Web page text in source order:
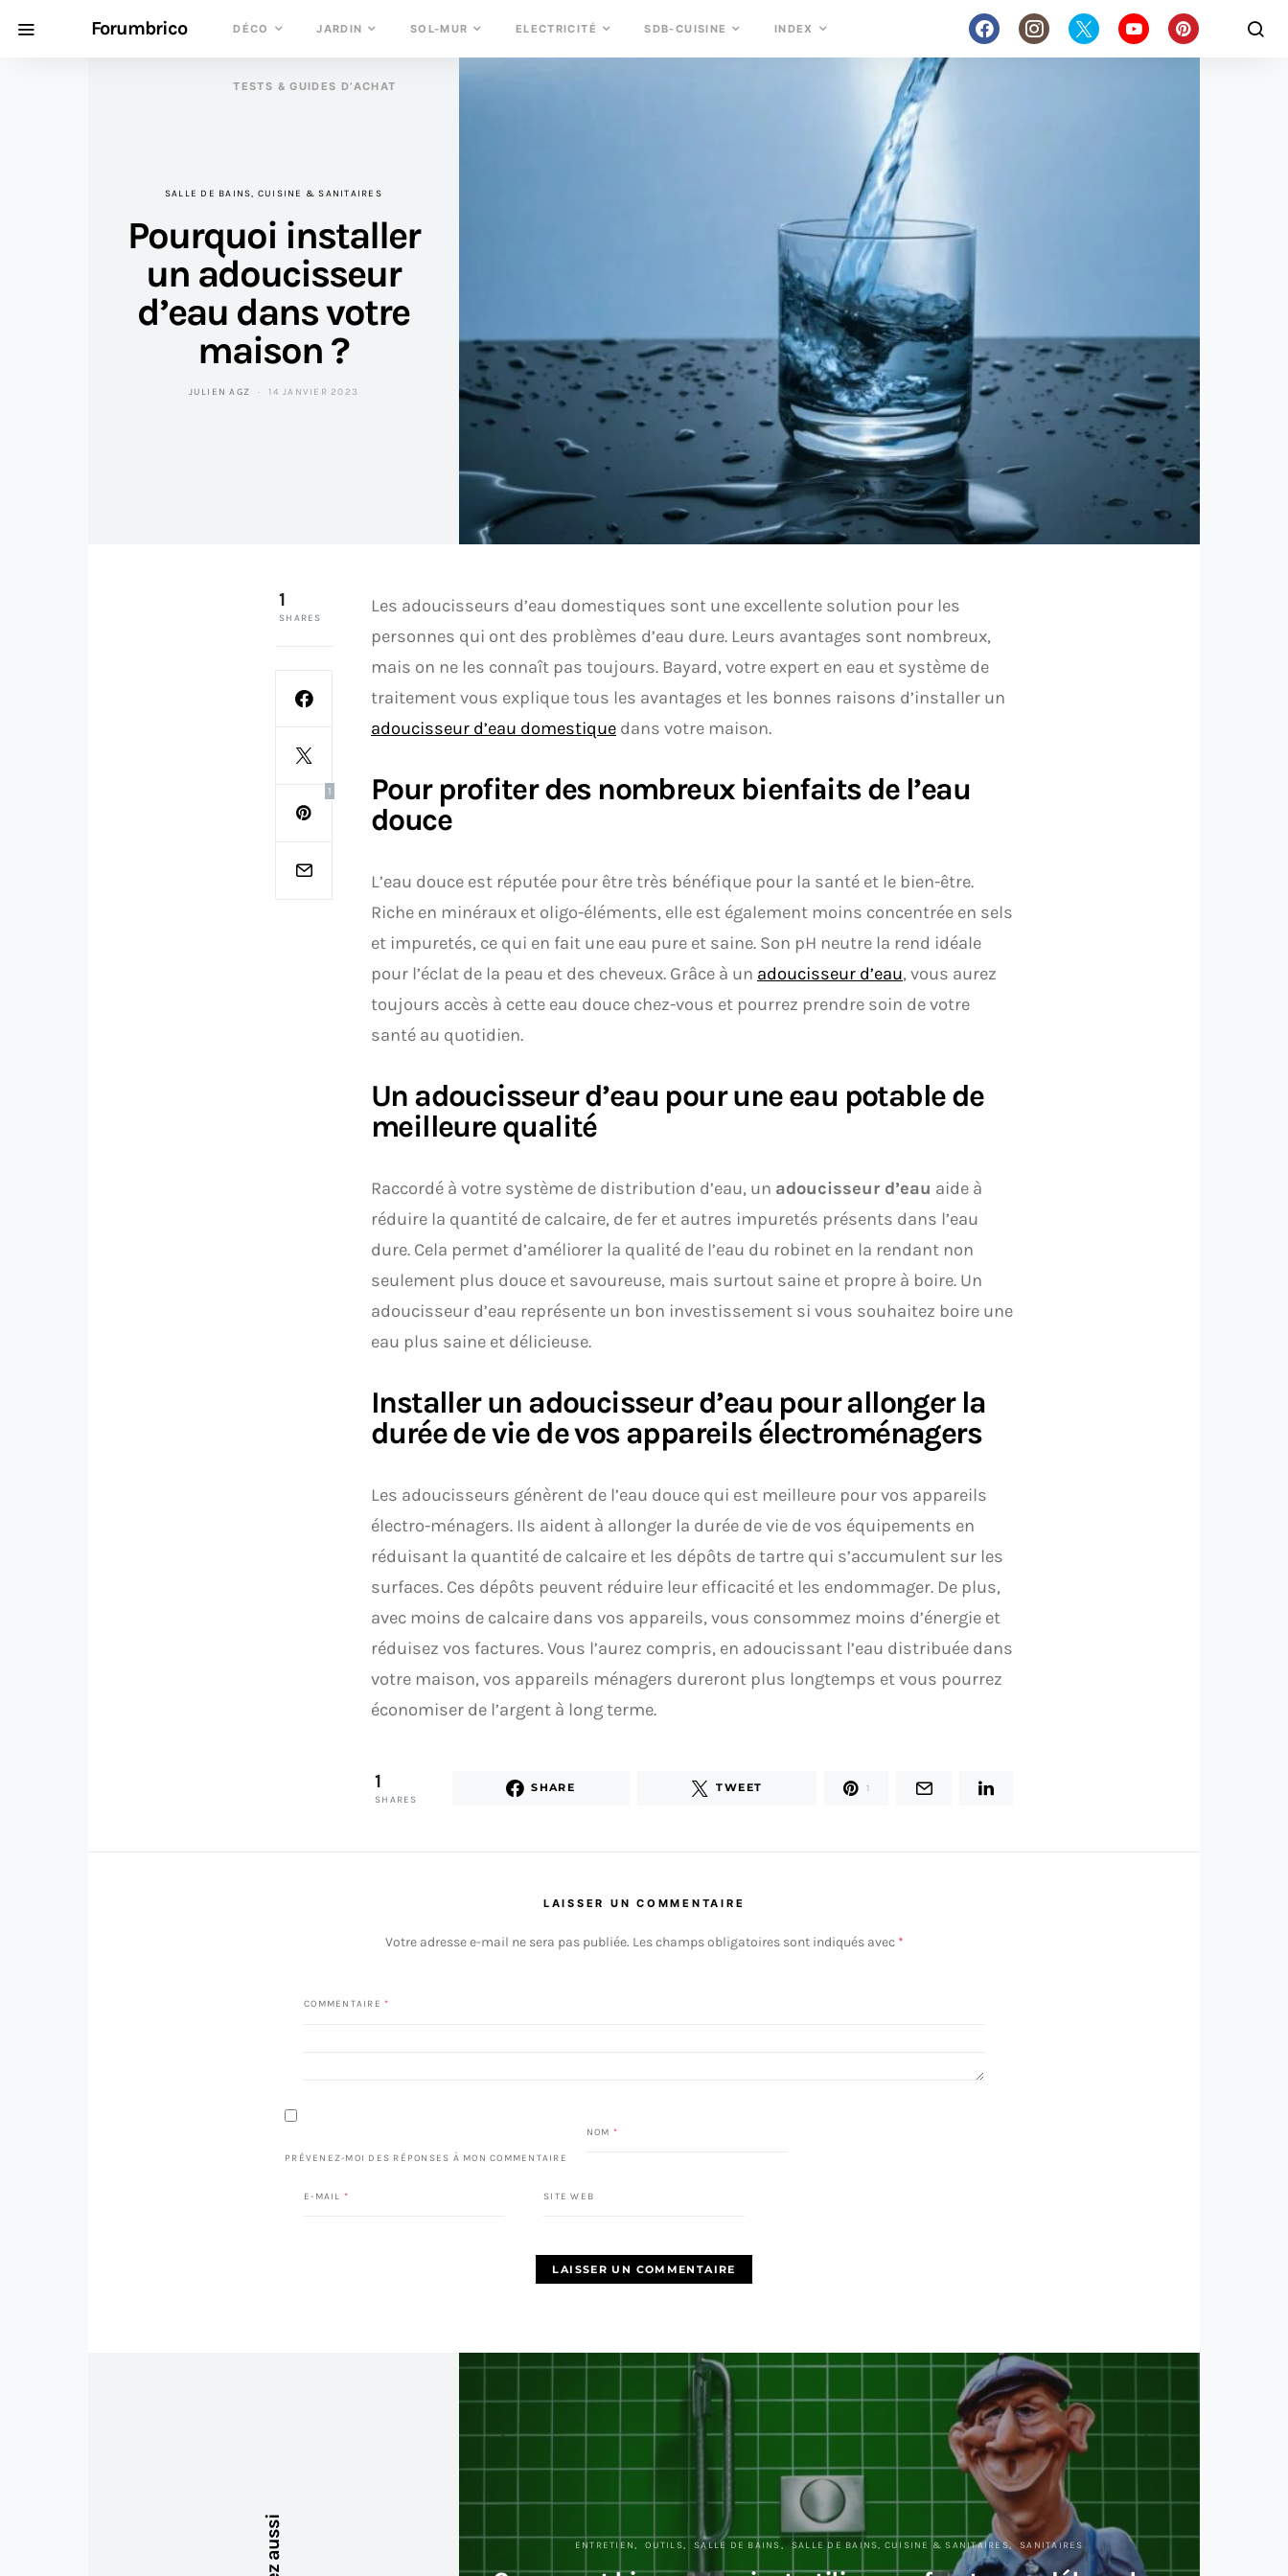
Forumbrico DÉCO JARDIN SOL-MUR ELECTRICITÉ SDB-CUISINE INDEX
TESTS & GUIDES D’ACHAT
SALLE DE BAINS, CUISINE & SANITAIRES
Pourquoi installer
un adoucisseur
d’eau dans votre
maison ?
JULIEN AGZ 14 JANVIER 2023
1
SHARES
1
Les adoucisseurs d’eau domestiques sont une excellente solution pour les
personnes qui ont des problèmes d’eau dure. Leurs avantages sont nombreux,
mais on ne les connaît pas toujours. Bayard, votre expert en eau et système de
traitement vous explique tous les avantages et les bonnes raisons d’installer un
adoucisseur d’eau domestique dans votre maison.
Pour profiter des nombreux bienfaits de l’eau
douce
L’eau douce est réputée pour être très bénéfique pour la santé et le bien-être.
Riche en minéraux et oligo-éléments, elle est également moins concentrée en sels
et impuretés, ce qui en fait une eau pure et saine. Son pH neutre la rend idéale
pour l’éclat de la peau et des cheveux. Grâce à un adoucisseur d’eau, vous aurez
toujours accès à cette eau douce chez-vous et pourrez prendre soin de votre
santé au quotidien.
Un adoucisseur d’eau pour une eau potable de
meilleure qualité
Raccordé à votre système de distribution d’eau, un adoucisseur d’eau aide à
réduire la quantité de calcaire, de fer et autres impuretés présents dans l’eau
dure. Cela permet d’améliorer la qualité de l’eau du robinet en la rendant non
seulement plus douce et savoureuse, mais surtout saine et propre à boire. Un
adoucisseur d’eau représente un bon investissement si vous souhaitez boire une
eau plus saine et délicieuse.
Installer un adoucisseur d’eau pour allonger la
durée de vie de vos appareils électroménagers
Les adoucisseurs génèrent de l’eau douce qui est meilleure pour vos appareils
électro-ménagers. Ils aident à allonger la durée de vie de vos équipements en
réduisant la quantité de calcaire et les dépôts de tartre qui s’accumulent sur les
surfaces. Ces dépôts peuvent réduire leur efficacité et les endommager. De plus,
avec moins de calcaire dans vos appareils, vous consommez moins d’énergie et
réduisez vos factures. Vous l’aurez compris, en adoucissant l’eau distribuée dans
votre maison, vos appareils ménagers dureront plus longtemps et vous pourrez
économiser de l’argent à long terme.
1
SHARES
SHARE TWEET 1
LAISSER UN COMMENTAIRE
Votre adresse e-mail ne sera pas publiée. Les champs obligatoires sont indiqués avec *
COMMENTAIRE *
PRÉVENEZ-MOI DES RÉPONSES À MON COMMENTAIRE
NOM *
E-MAIL * SITE WEB
ENTRETIEN OUTILS SALLE DE BAINS SALLE DE BAINS, CUISINE & SANITAIRES SANITAIRES